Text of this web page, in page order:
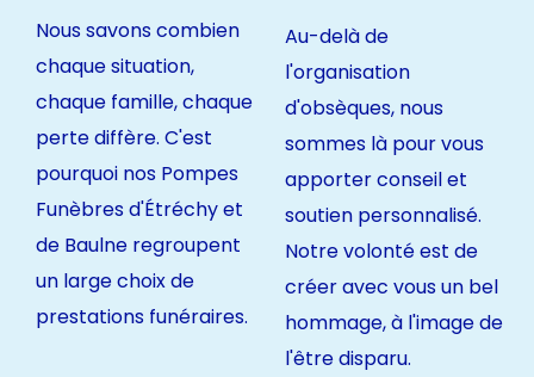
Nous savons combien
chaque situation,
chaque famille, chaque
perte diffère. C'est
pourquoi nos Pompes
Funèbres d'Étréchy et
de Baulne regroupent
un large choix de
prestations funéraires.
Au-delà de
l'organisation
d'obsèques, nous
sommes là pour vous
apporter conseil et
soutien personnalisé.
Notre volonté est de
créer avec vous un bel
hommage, à l'image de
l'être disparu.